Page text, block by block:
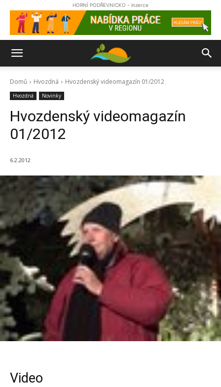
HORNÍ PODŘEVNICKO - inzerce
Domů Hvozdná Hvozdenský videomagazín 01/2012
Hvozdná Novinky
Hvozdenský videomagazín
01/2012
6.2.2012
Video